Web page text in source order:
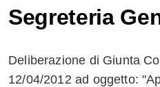
Condividi
network
Segreteria
Deliberazione di Giunta
12/04/2012 ad oggetto: